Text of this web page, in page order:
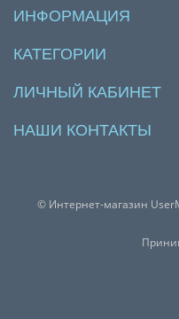
ИНФОРМАЦИЯ
КАТЕГОРИИ
ЛИЧНЫЙ КАБИНЕТ
НАШИ КОНТАКТЫ
© Интернет-магазин